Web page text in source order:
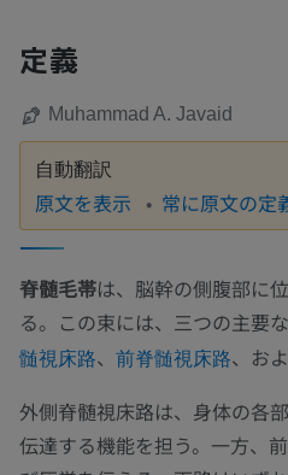
定義
Muhammad A. Javaid
自動翻訳
原文を表示 常に原文の定
脊髄毛帯は、脳幹の側腹部に
る。この束には、三つの主要
髄視床路、 前脊髄視床路、お
外側脊髄視床路は、身体の各
伝達する機能を担う。一方、